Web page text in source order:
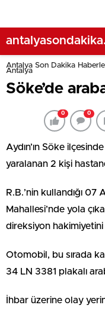
Antalya Son Dakika
Antalya
Söke’de
0 0
Aydın’ın Söke
yaralanan 2 kişi
R.B.’nin kullandığı
Mahallesi’nde yola
direksiyon
Otomobil, bu sırada
34 LN 3381 plakalı
İhbar üzerine olay